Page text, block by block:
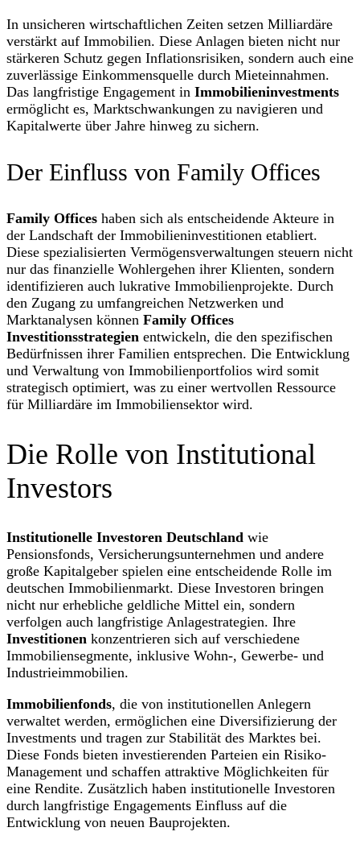
In unsicheren wirtschaftlichen Zeiten setzen Milliardäre
verstärkt auf Immobilien. Diese Anlagen bieten nicht nur
stärkeren Schutz gegen Inflationsrisiken, sondern auch eine
zuverlässige Einkommensquelle durch Mieteinnahmen.
Das langfristige Engagement in Immobilieninvestments
ermöglicht es, Marktschwankungen zu navigieren und
Kapitalwerte über Jahre hinweg zu sichern.
Der Einfluss von Family Offices
Family Offices haben sich als entscheidende Akteure in
der Landschaft der Immobilieninvestitionen etabliert.
Diese spezialisierten Vermögensverwaltungen steuern nicht
nur das finanzielle Wohlergehen ihrer Klienten, sondern
identifizieren auch lukrative Immobilienprojekte. Durch
den Zugang zu umfangreichen Netzwerken und
Marktanalysen können Family Offices
Investitionsstrategien entwickeln, die den spezifischen
Bedürfnissen ihrer Familien entsprechen. Die Entwicklung
und Verwaltung von Immobilienportfolios wird somit
strategisch optimiert, was zu einer wertvollen Ressource
für Milliardäre im Immobiliensektor wird.
Die Rolle von Institutional
Investors
Institutionelle Investoren Deutschland wie
Pensionsfonds, Versicherungsunternehmen und andere
große Kapitalgeber spielen eine entscheidende Rolle im
deutschen Immobilienmarkt. Diese Investoren bringen
nicht nur erhebliche geldliche Mittel ein, sondern
verfolgen auch langfristige Anlagestrategien. Ihre
Investitionen konzentrieren sich auf verschiedene
Immobiliensegmente, inklusive Wohn-, Gewerbe- und
Industrieimmobilien.
Immobilienfonds, die von institutionellen Anlegern
verwaltet werden, ermöglichen eine Diversifizierung der
Investments und tragen zur Stabilität des Marktes bei.
Diese Fonds bieten investierenden Parteien ein Risiko-
Management und schaffen attraktive Möglichkeiten für
eine Rendite. Zusätzlich haben institutionelle Investoren
durch langfristige Engagements Einfluss auf die
Entwicklung von neuen Bauprojekten.